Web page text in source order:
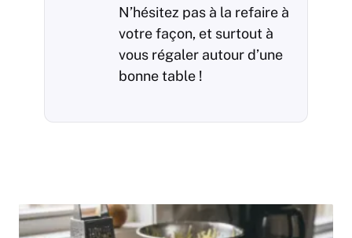
N’hésitez pas à la refaire à
votre façon, et surtout à
vous régaler autour d’une
bonne table !